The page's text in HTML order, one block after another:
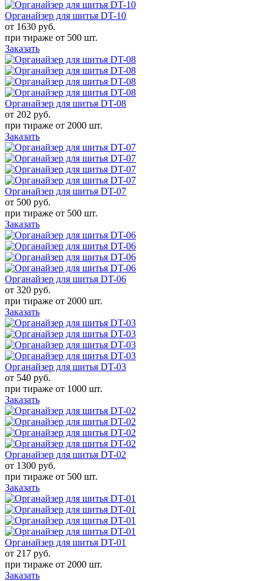
Органайзер для шитья DT-10
от 1630 руб.
при тираже от 500 шт.
Заказать
Органайзер для шитья DT-08
от 202 руб.
при тираже от 2000 шт.
Заказать
Органайзер для шитья DT-07
от 500 руб.
при тираже от 500 шт.
Заказать
Органайзер для шитья DT-06
от 320 руб.
при тираже от 2000 шт.
Заказать
Органайзер для шитья DT-03
от 540 руб.
при тираже от 1000 шт.
Заказать
Органайзер для шитья DT-02
от 1300 руб.
при тираже от 500 шт.
Заказать
Органайзер для шитья DT-01
от 217 руб.
при тираже от 2000 шт.
Заказать